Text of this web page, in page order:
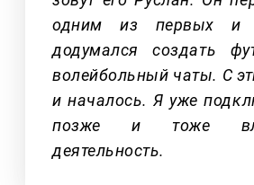
одним из первых и
додумался создать
волейбольный чаты. С
и началось. Я уже
позже и тоже
деятельность.